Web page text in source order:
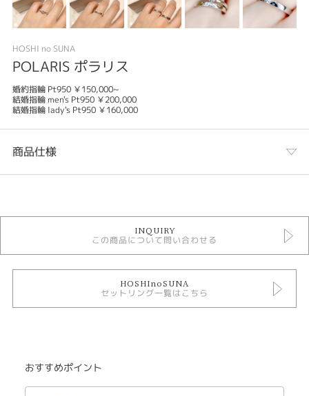
HOSHI no SUNA
POLARIS ポラリス
婚約指輪 Pt950 ￥150,000~
結婚指輪 men's Pt950 ￥200,000
結婚指輪 lady's Pt950 ￥160,000
商品仕様
セットリング
性別
HOSHI no SUNA〈星の砂〉
INQUIRY
この商品について問い合わせる
HOSHInoSUNA
セットリング一覧はこちら
おすすめポイント